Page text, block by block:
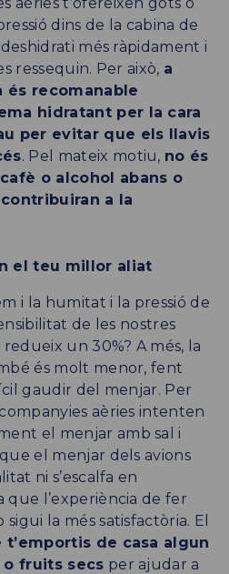
dins de la cabina de
deshidrati més ràpidament i
ressequin. Per això, a
és recomanable
hidratant per la cara
per evitar que els llavis
. Pel mateix motiu, no és
o alcohol abans o
contribuiran a la
el teu millor aliat
i la humitat i la pressió de
de les nostres
redueix un 30%? A més, la
és molt menor, fent
gaudir del menjar. Per
aèries intenten
el menjar amb sal i
el menjar dels avions
ni s’escalfa en
que l’experiència de fer
la més satisfactòria. El
t’emportis de casa algun
o fruits secs per ajudar a